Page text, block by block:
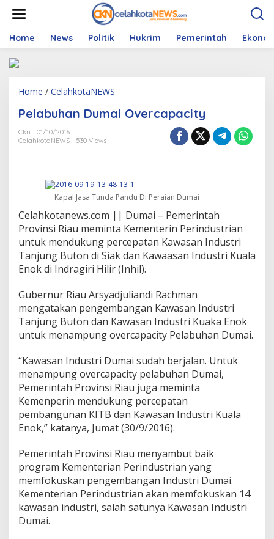
t
Home News Politik Hukrim Pemerintah
Home / CelahkotaNEWS
l
n
D
u
m
a
i
O
v
e
c
a
p
a
c
y
Pelabuhan Dumai Overcapacity
Ckn
01/10/2016
CelahkotaNEWS
530 Views
Kapal Jasa Tunda Pandu Di Peraian Dumai
Celahkotanews.com || Dumai – Pemerintah
Provinsi Riau meminta Kementerin Perindustrian
untuk mendukung percepatan Kawasan Industri
Tanjung Buton di Siak dan Kawaasan Industri Kuala
Enok di Indragiri Hilir (Inhil).
Gubernur Riau Arsyadjuliandi Rachman
mengatakan pengembangan Kawasan Industri
Tanjung Buton dan Kawasan Industri Kuaka Enok
untuk menampung overcapacity Pelabuhan Dumai.
“Kawasan Industri Dumai sudah berjalan. Untuk
menampung overcapacity pelabuhan Dumai,
Pemerintah Provinsi Riau juga meminta
Kemenperin mendukung percepatan
pembangunan KITB dan Kawasan Industri Kuala
Enok,” katanya, Jumat (30/9/2016).
Pemerintah Provinsi Riau menyambut baik
program Kementerian Perindustrian yang
memfokuskan pengembangan Industri Dumai.
Kementerian Perindustrian akan memfokuskan 14
kawasan industri, salah satunya Kawasan Industri
Dumai.